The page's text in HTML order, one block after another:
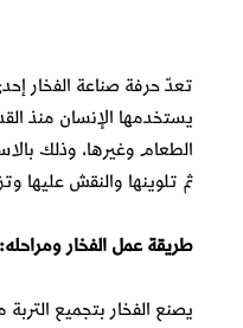
تعدّ حرفة صناعة الفخار
يستخدمها الإنسان منذ
الطعام وغيرها، وذلك
ثم تلوينها والنقش عليها
طريقة عمل الفخار ومراحله:
يصنع الفخار بتجميع